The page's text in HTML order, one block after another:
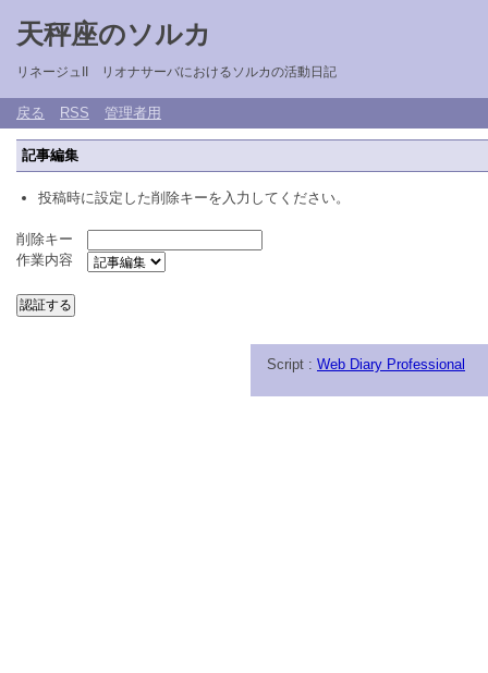
天秤座のソルカ
リネージュII リオナサーバにおけるソルカの活動日記
戻る RSS 管理者用
記事編集
投稿時に設定した削除キーを入力してください。
削除キー
作業内容
Script : Web Diary Professional